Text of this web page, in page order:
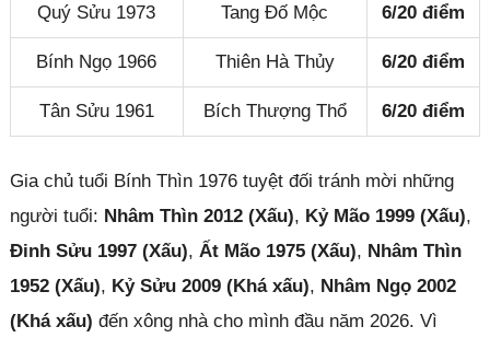
Quý Sửu 1973 Tang Đố Mộc 6/20 điểm
Bính Ngọ 1966 Thiên Hà Thủy 6/20 điểm
Tân Sửu 1961 Bích Thượng Thổ 6/20 điểm
Gia chủ tuổi Bính Thìn 1976 tuyệt đối tránh mời những
người tuổi: Nhâm Thìn 2012 (Xấu), Kỷ Mão 1999 (Xấu),
Đinh Sửu 1997 (Xấu), Ất Mão 1975 (Xấu), Nhâm Thìn
1952 (Xấu), Kỷ Sửu 2009 (Khá xấu), Nhâm Ngọ 2002
(Khá xấu) đến xông nhà cho mình đầu năm 2026. Vì